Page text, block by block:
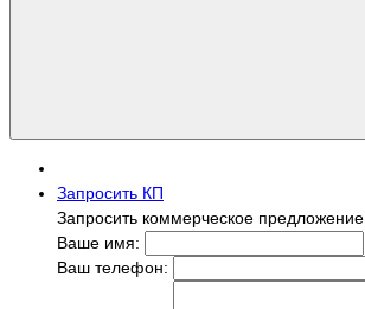
Запросить КП
Запросить коммерческое предложение
Ваше имя:
Ваш телефон: